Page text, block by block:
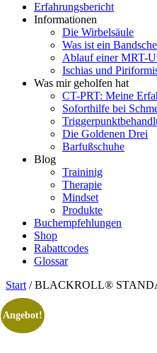
Erfahrungsbericht
Informationen
Die Wirbelsäule
Was ist ein
Ablauf einer MRT-
Ischias und
Was mir geholfen hat
CT-PRT: Meine
Soforthilfe bei
Die Goldenen Drei
Barfußschuhe
Blog
Traininig
Therapie
Mindset
Produkte
Buchempfehlungen
Shop
Rabattcodes
Glossar
Start / BLACKROLL®
Angebot!